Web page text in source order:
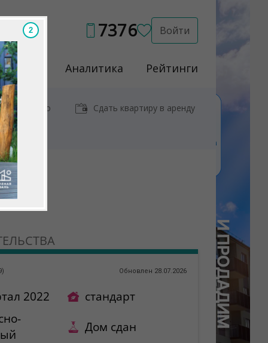
7376 Войти
Услуги Аналитика Рейтинги
у метро Сдать квартиру в аренду
) Обновлен 28.07.2026
2022
стандарт
Дом сдан
1